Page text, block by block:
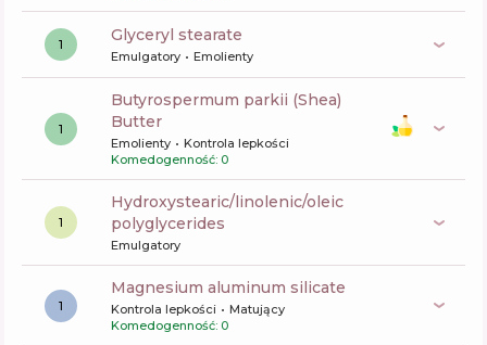
1 glyceryl stearate
Emulgatory Emolienty
1
butyrospermum parkii (Shea)
Butter
Emolienty
Kontrola lepkości
Komedogenność: 0
1
hydroxystearic/linolenic/oleic
polyglycerides
Emulgatory
1
magnesium aluminum silicate
Kontrola lepkości
Matujący
Komedogenność: 0